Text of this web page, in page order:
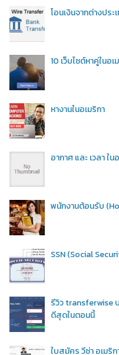
โอนเงินจากต่างปร
10 เว็บไซต์หาคู่ในอ
หางานในอเมริกา
อากาศ และ เวลา ใน
พนักงานต้อนรับ
SSN (Social
รีวิว transferwise บ
ดีสุดในตอนนี้
ใบสมัคร วีซ่า อเมริ